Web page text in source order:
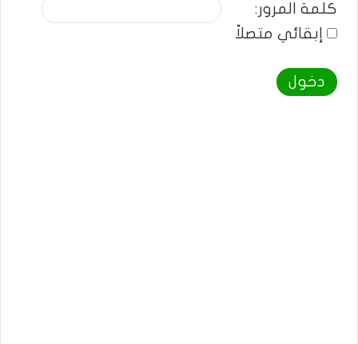
كلمة المرور:
إبقائي متصلاً
دخول